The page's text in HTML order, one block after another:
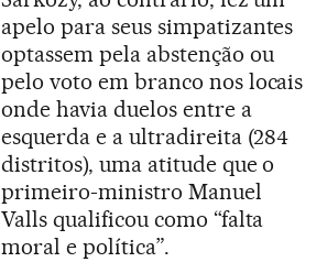
apelo para seus simpatizantes
optassem pela abstenção ou
pelo voto em branco nos locais
onde havia duelos entre a
esquerda e a ultradireita (284
distritos), uma atitude que o
primeiro-ministro Manuel
Valls qualificou como “falta
moral e política”.